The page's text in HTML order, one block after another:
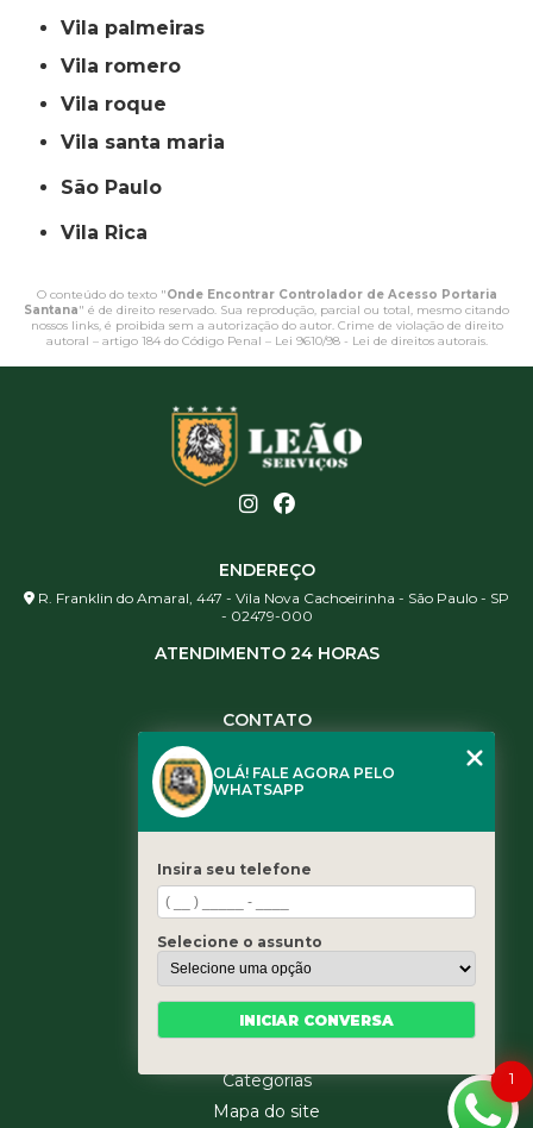
vila palmeiras
vila romero
vila roque
vila santa maria
São Paulo
Vila Rica
O conteúdo do texto "Onde Encontrar Controlador de Acesso Portaria
Santana" é de direito reservado. Sua reprodução, parcial ou total, mesmo citando
nossos links, é proibida sem a autorização do autor. Crime de violação de direito
autoral – artigo 184 do Código Penal – Lei 9610/98 - Lei de direitos autorais.
ENDEREÇO
R. Franklin do Amaral, 447 - Vila Nova Cachoeirinha - São Paulo - SP
- 02479-000
ATENDIMENTO 24 HORAS
CONTATO
(11) 3461-5871
contato@leaoservicos.com.br
Home
Quem somos
Serviços
Blog
Categorias
Mapa do site
1
OLÁ! FALE AGORA PELO
WHATSAPP
Insira seu telefone
Selecione o assunto
INICIAR CONVERSA